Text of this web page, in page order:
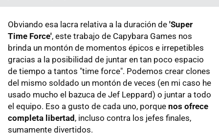
Obviando esa lacra relativa a la duración de 'Super
Time Force', este trabajo de Capybara Games nos
brinda un montón de momentos épicos e irrepetibles
gracias a la posibilidad de juntar en tan poco espacio
de tiempo a tantos "time force". Podemos crear clones
del mismo soldado un montón de veces (en mi caso he
usado mucho el bazuca de Jef Leppard) o juntar a todo
el equipo. Eso a gusto de cada uno, porque nos ofrece
completa libertad, incluso contra los jefes finales,
sumamente divertidos.